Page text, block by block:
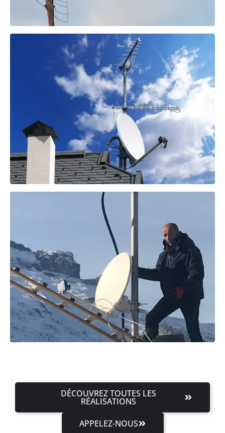
DÉCOUVREZ TOUTES LES
RÉALISATIONS
APPELEZ-NOUS